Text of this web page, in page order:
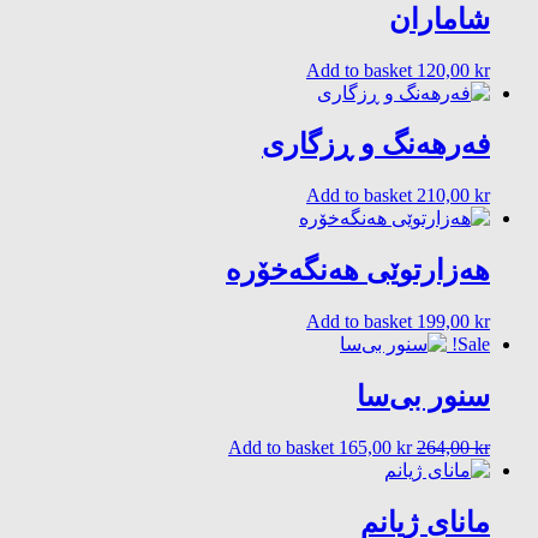
شاماران
120,00 kr
Add to basket
فەرهەنگ و ڕزگاری
210,00 kr
Add to basket
هەزارتوێی هەنگەخۆرە
199,00 kr
Add to basket
Sale!
سنور بی‌سا
264,00kr
Original
price
264,00 kr.
165,00 kr
Current
Add to basket
مانای ژیانم